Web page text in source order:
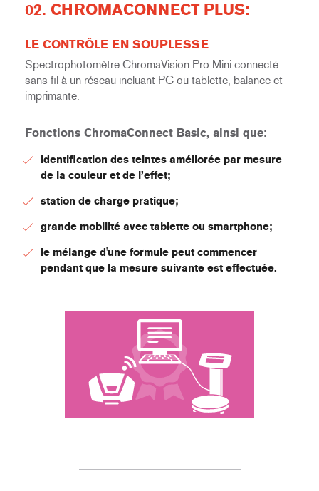
02. CHROMACONNECT PLUS:
LE CONTRÔLE EN SOUPLESSE
Spectrophotomètre ChromaVision Pro Mini connecté
sans fil à un réseau incluant PC ou tablette, balance et
imprimante.
Fonctions ChromaConnect Basic, ainsi que:
identification des teintes améliorée par mesure
de la couleur et de l’effet;
station de charge pratique;
grande mobilité avec tablette ou smartphone;
le mélange d'une formule peut commencer
pendant que la mesure suivante est effectuée.